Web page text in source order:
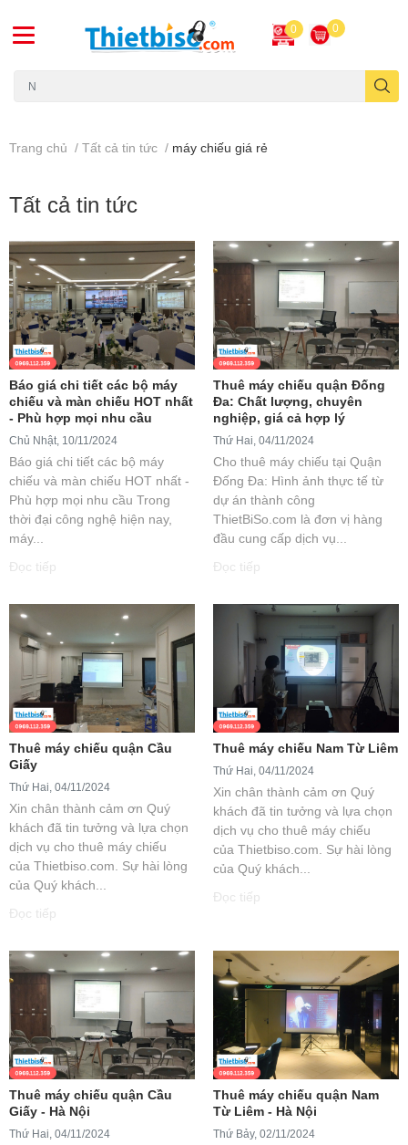
0 0
Trang chủ / Tất cả tin tức / máy chiếu giá rẻ
Tất cả tin tức
Báo giá chi tiết các bộ máy
chiếu và màn chiếu HOT nhất
- Phù hợp mọi nhu cầu
Chủ Nhật, 10/11/2024
Báo giá chi tiết các bộ máy
chiếu và màn chiếu HOT nhất -
Phù hợp mọi nhu cầu Trong
thời đại công nghệ hiện nay,
máy...
Đọc tiếp
Thuê máy chiếu quận Đống
Đa: Chất lượng, chuyên
nghiệp, giá cả hợp lý
Thứ Hai, 04/11/2024
Cho thuê máy chiếu tại Quận
Đống Đa: Hình ảnh thực tế từ
dự án thành công
ThietBiSo.com là đơn vị hàng
đầu cung cấp dịch vụ...
Đọc tiếp
Thuê máy chiếu quận Cầu
Giấy
Thứ Hai, 04/11/2024
Xin chân thành cảm ơn Quý
khách đã tin tưởng và lựa chọn
dịch vụ cho thuê máy chiếu
của Thietbiso.com. Sự hài lòng
của Quý khách...
Đọc tiếp
Thuê máy chiếu Nam Từ Liêm
Thứ Hai, 04/11/2024
Xin chân thành cảm ơn Quý
khách đã tin tưởng và lựa chọn
dịch vụ cho thuê máy chiếu
của Thietbiso.com. Sự hài lòng
của Quý khách...
Đọc tiếp
Thuê máy chiếu quận Cầu
Giấy - Hà Nội
Thứ Hai, 04/11/2024
Thuê máy chiếu quận Nam
Từ Liêm - Hà Nội
Thứ Bảy, 02/11/2024